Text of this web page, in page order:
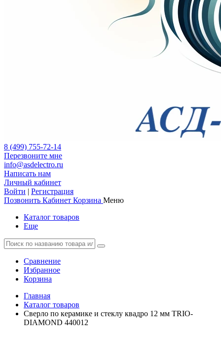
8 (499) 755-72-14
Перезвоните мне
info@asdelectro.ru
Написать нам
Личный кабинет
Войти | Регистрация
Позвонить Кабинет Корзина Меню
Каталог товаров
Еще
Сравнение
Избранное
Корзина
Главная
Каталог товаров
Сверло по керамике и стеклу квадро 12 мм TRIO-
DIAMOND 440012